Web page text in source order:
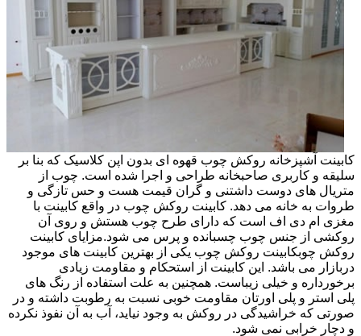
کابینت آشپزخانه روکش چوب قهوه ای بدون اپن کلاسیک که بنا بر
سلیقه و کاربری صاحبخانه طراحی و اجرا شده است. چوب از
متریال های دوست داشتنی و گران قیمت هست و حس تازگی و
طروات به خانه می دهد. کابینت روکش چوب در واقع کابینت با
مغزی ام دی اف است که دارای طرح چوب هستش و روی آن
روکشی از جنس چوب چسبانده و پرس می شود.مزایای کابینت
روکش چوبکابینت روکش چوب یکی از بهترین کابینت های موجود
دربازار می باشد. این کابینت از استحکام و مقاومت زیادی
برخورداره و خیلی زیباست. همچنین به علت استفاده از رنگ های
پلی استر و پلی اورتان مقاومت خوبی نسبت به رطوبت داشته و در
صورتی که خراشیدگی در روکش به وجود نیاید، آب به آن نفوذ نکرده
و دچار خرابی نمی شود.